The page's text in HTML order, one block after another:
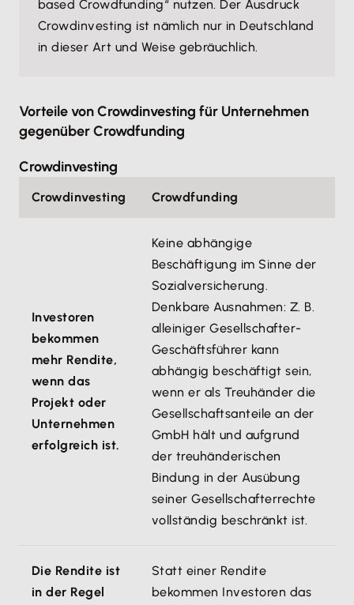
based Crowdfunding“ nutzen. Der Ausdruck
Crowdinvesting ist nämlich nur in Deutschland
in dieser Art und Weise gebräuchlich.
Vorteile von Crowdinvesting für Unternehmen
gegenüber Crowdfunding
Crowdinvesting
Crowdinvesting Crowdfunding
Investoren
bekommen
mehr Rendite,
wenn das
Projekt oder
Unternehmen
erfolgreich ist.
Keine abhängige
Beschäftigung im Sinne der
Sozialversicherung.
Denkbare Ausnahmen: Z. B.
alleiniger Gesellschafter-
Geschäftsführer kann
abhängig beschäftigt sein,
wenn er als Treuhänder die
Gesellschaftsanteile an der
GmbH hält und aufgrund
der treuhänderischen
Bindung in der Ausübung
seiner Gesellschafterrechte
vollständig beschränkt ist.
Die Rendite ist
in der Regel
Statt einer Rendite
bekommen Investoren das